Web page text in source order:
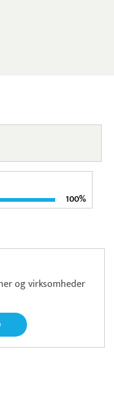
100%
og virksomheder